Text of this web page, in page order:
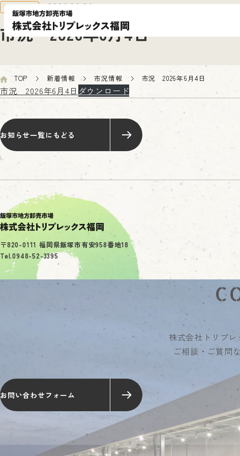
市況 2026年6月4日
市況情報 2026.06.04
TOP 新着情報 市況情報 市況 2026年6月4日
市況 2026年6月4日 ダウンロード
お知らせ一覧にもどる
〒820-0111 福岡県飯塚市有安958番地18
Tel.0948-52-3395
株式会社トリプレ
ご相談・ご質問な
お問い合わせフォーム